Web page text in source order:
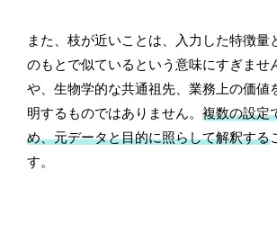
また、枝が近いことは、入力した特徴量
のもとで似ているという意味にすぎませ
や、生物学的な共通祖先、業務上の価値
明するものではありません。複数の設定
め、元データと目的に照らして解釈する
す。